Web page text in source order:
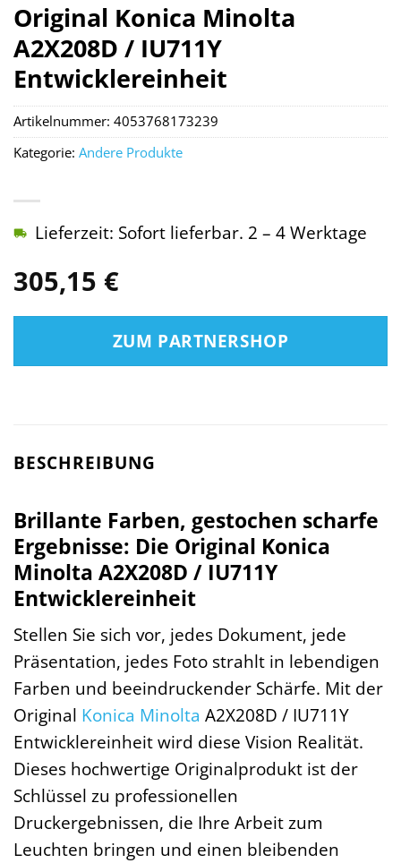
Original Konica Minolta
A2X208D / IU711Y
Entwicklereinheit
305,15 €
Lieferzeit: Sofort lieferbar. 2 – 4 Werktage
ZUM PARTNERSHOP
Artikelnummer: 4053768173239
Kategorie: Andere Produkte
BESCHREIBUNG
Brillante Farben, gestochen scharfe
Ergebnisse: Die Original Konica
Minolta A2X208D / IU711Y
Entwicklereinheit
Stellen Sie sich vor, jedes Dokument, jede
Präsentation, jedes Foto strahlt in lebendigen
Farben und beeindruckender Schärfe. Mit der
Original Konica Minolta A2X208D / IU711Y
Entwicklereinheit wird diese Vision Realität.
Dieses hochwertige Originalprodukt ist der
Schlüssel zu professionellen
Druckergebnissen, die Ihre Arbeit zum
Leuchten bringen und einen bleibenden